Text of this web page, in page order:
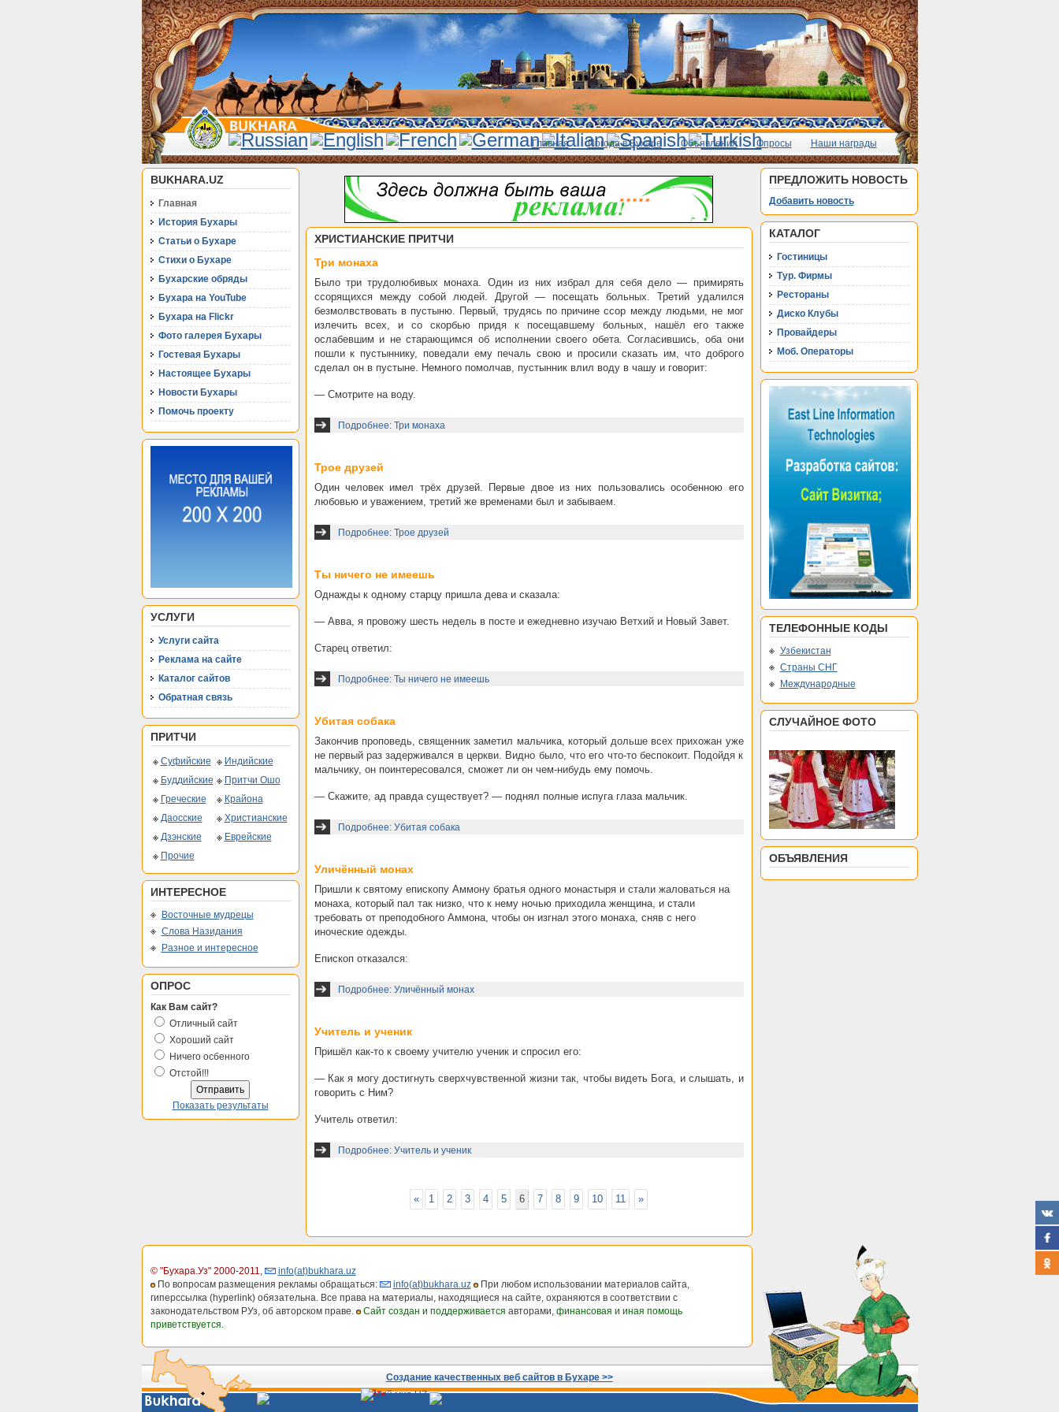
Главная Погода в Бухаре Объявления Опросы Наши награды
BUKHARA.UZ
Главная
История Бухары
Статьи о Бухаре
Стихи о Бухаре
Бухарские обряды
Бухара на YouTube
Бухара на Flickr
Фото галерея Бухары
Гостевая Бухары
Настоящее Бухары
Новости Бухары
Помочь проекту
УСЛУГИ
Услуги сайта
Реклама на сайте
Каталог сайтов
Обратная связь
ПРИТЧИ
Суфийские
Индийские
Буддийские
Притчи Ошо
Греческие
Крайона
Даосские
Христианские
Дзэнские
Еврейские
Прочие
ИНТЕРЕСНОЕ
Восточные мудрецы
Слова Назидания
Разное и интересное
ОПРОС
Как Вам сайт?
Отличный сайт
Хороший сайт
Ничего осбенного
Отстой!!!
Показать результаты
ХРИСТИАНСКИЕ ПРИТЧИ
Три монаха
Было три трудолюбивых монаха. Один из них избрал для себя дело — примирять
ссорящихся между собой людей. Другой — посещать больных. Третий удалился
безмолвствовать в пустыню. Первый, трудясь по причине ссор между людьми, не мог
излечить всех, и со скорбью придя к посещавшему больных, нашёл его также
ослабевшим и не старающимся об исполнении своего обета. Согласившись, оба они
пошли к пустыннику, поведали ему печаль свою и просили сказать им, что доброго
сделал он в пустыне. Немного помолчав, пустынник влил воду в чашу и говорит:
— Смотрите на воду.
Подробнее: Три монаха
Трое друзей
Один человек имел трёх друзей. Первые двое из них пользовались особенною его
любовью и уважением, третий же временами был и забываем.
Подробнее: Трое друзей
Ты ничего не имеешь
Однажды к одному старцу пришла дева и сказала:
— Авва, я провожу шесть недель в посте и ежедневно изучаю Ветхий и Новый Завет.
Старец ответил:
Подробнее: Ты ничего не имеешь
Убитая собака
Закончив проповедь, священник заметил мальчика, который дольше всех прихожан уже
не первый раз задерживался в церкви. Видно было, что его что-то беспокоит. Подойдя к
мальчику, он поинтересовался, сможет ли он чем-нибудь ему помочь.
— Скажите, ад правда существует? — поднял полные испуга глаза мальчик.
Подробнее: Убитая собака
Уличённый монах
Пришли к святому епископу Аммону братья одного монастыря и стали жаловаться на
монаха, который пал так низко, что к нему ночью приходила женщина, и стали
требовать от преподобного Аммона, чтобы он изгнал этого монаха, сняв с него
иноческие одежды.
Епископ отказался:
Подробнее: Уличённый монах
Учитель и ученик
Пришёл как-то к своему учителю ученик и спросил его:
— Как я могу достигнуть сверхчувственной жизни так, чтобы видеть Бога, и слышать, и
говорить с Ним?
Учитель ответил:
Подробнее: Учитель и ученик
« 1 2 3 4 5 6 7 8 9 10 11 »
ПРЕДЛОЖИТЬ НОВОСТЬ
Добавить новость
КАТАЛОГ
Гостиницы
Тур. Фирмы
Рестораны
Диско Клубы
Провайдеры
Моб. Операторы
ТЕЛЕФОННЫЕ КОДЫ
Узбекистан
Страны СНГ
Международные
СЛУЧАЙНОЕ ФОТО
ОБЪЯВЛЕНИЯ
© "Бухара.Уз" 2000-2011,
info(at)bukhara.uz
По вопросам размещения рекламы обращаться:
info(at)bukhara.uz
При любом использовании материалов сайта,
гиперссылка (hyperlink) обязательна. Все права на материалы, находящиеся на сайте, охраняются в соответствии с
законодательством РУз, об авторском праве.
Сайт создан и поддерживается авторами, финансовая и иная помощь
приветствуется.
Создание качественных веб сайтов в Бухаре >>
Сайты
Узбекистана